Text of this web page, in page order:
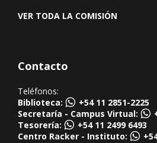
VER TODA LA COMISIÓN
Contacto
Teléfonos:
Biblioteca:
+54 11 2851-2225
Secretaría - Campus Virtual:
Tesorería:
+54 11 2499 6493
Centro Racker - Instituto: